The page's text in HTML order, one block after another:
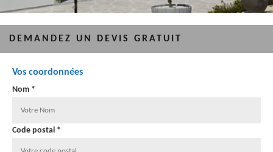
DEMANDEZ UN DEVIS GRATUIT
Vos coordonnées
Nom *
Code postal *